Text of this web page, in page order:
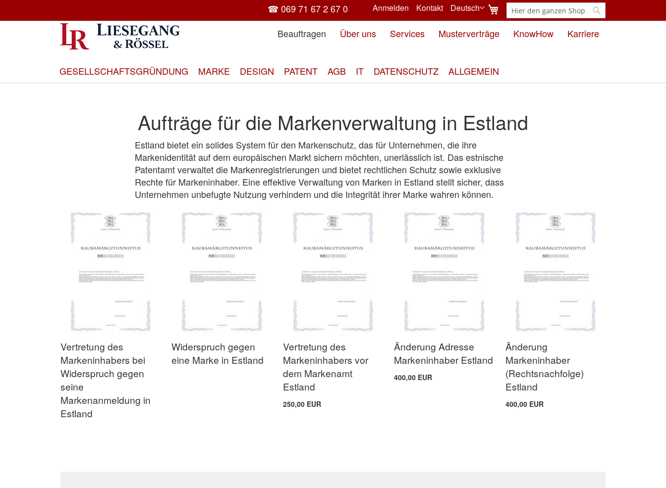
zum
Inhalt
Suche
Mein Warenkorb
Sprache
Deutsch
Anmelden Kontakt
☎ 069 71 67 2 67 0
Beauftragen
Über uns Services Musterverträge KnowHow Karriere
GESELLSCHAFTSGRÜNDUNG MARKE DESIGN PATENT AGB IT DATENSCHUTZ ALLGEMEIN
Aufträge für die Markenverwaltung in Estland
Estland bietet ein solides System für den Markenschutz, das für Unternehmen, die ihre
Markenidentität auf dem europäischen Markt sichern möchten, unerlässlich ist. Das estnische
Patentamt verwaltet die Markenregistrierungen und bietet rechtlichen Schutz sowie exklusive
Rechte für Markeninhaber. Eine effektive Verwaltung von Marken in Estland stellt sicher, dass
Unternehmen unbefugte Nutzung verhindern und die Integrität ihrer Marke wahren können.
Vertretung des
Markeninhabers bei
Widerspruch gegen
seine
Markenanmeldung in
Estland
Widerspruch gegen
eine Marke in Estland
In den Warenkorb
ZUR
VERGLEICHSLISTE
Vertretung des
Markeninhabers vor
dem Markenamt
Estland
250,00 EUR
Änderung Adresse
Markeninhaber Estland
400,00 EUR
In den Warenkorb
ZUR
Änderung
Markeninhaber
(Rechtsnachfolge)
Estland
400,00 EUR